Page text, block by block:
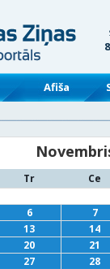
Afiša
Tr Ce
6 7
13 14
20 21
27 28